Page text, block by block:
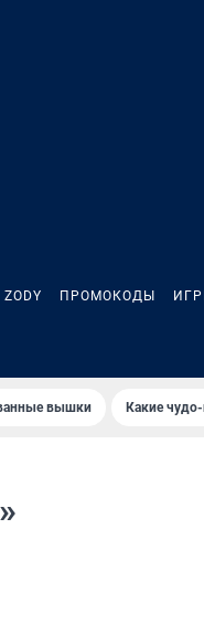
ZODY ПРОМОКОДЫ
вышки Какие